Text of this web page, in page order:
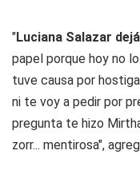
"Luciana Salazar
papel porque hoy no
tuve causa por
ni te voy a pedir por
pregunta te hizo
zorr... mentirosa",